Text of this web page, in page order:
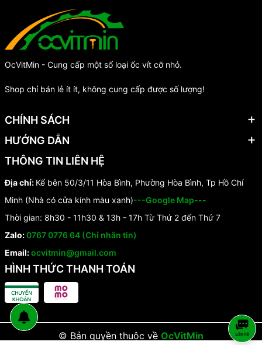
OcVitMin - Cung cấp một số loại ốc vít cỡ nhỏ.
Shop chỉ bán lẻ ít ít, không cung cấp được số lượng!
CHÍNH SÁCH
HƯỚNG DẪN
THÔNG TIN LIÊN HỆ
Địa chỉ: Kế bên 50/3/11 Hòa Bình, Phường Hòa Bình, Tp Hồ Chí
Minh (Nhà có cửa kính màu xanh)---Google Map---
Thời gian: 8h30 - 11h30 & 13h - 17h Từ Thứ 2 đến Thứ 7
Zalo:0767 0776 64 (Chỉ nhắn tin)
Email:ocvitmin@gmail.com
HÌNH THỨC THANH TOÁN
© Bản quyền thuộc về OcVitMin